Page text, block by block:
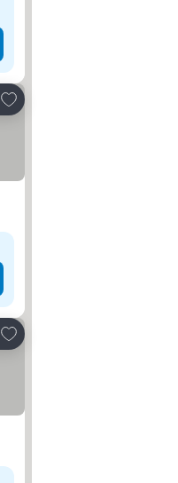
Legg til i favoritter
Legg til i favoritter